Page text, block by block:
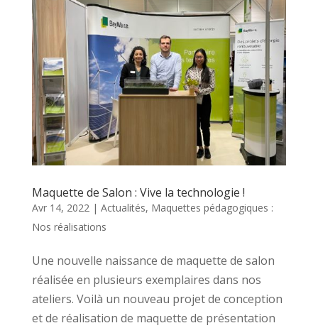
Maquette de Salon : Vive la technologie !
Avr 14, 2022| Actualités, Maquettes pédagogiques :
Nos réalisations
Une nouvelle naissance de maquette de salon
réalisée en plusieurs exemplaires dans nos
ateliers. Voilà un nouveau projet de conception
et de réalisation de maquette de présentation